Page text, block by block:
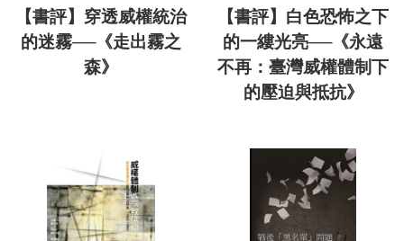
【書評】穿透威權統治
的迷霧──《走出霧之
森》
【書評】白色恐怖之下
的一縷光亮──《永遠
不再：臺灣威權體制下
的壓迫與抵抗》